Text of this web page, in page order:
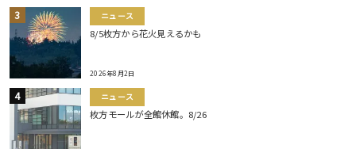
ニュース
8/5枚方から花火見えるかも
2026年8月2日
ニュース
枚方モールが全館休館。8/26